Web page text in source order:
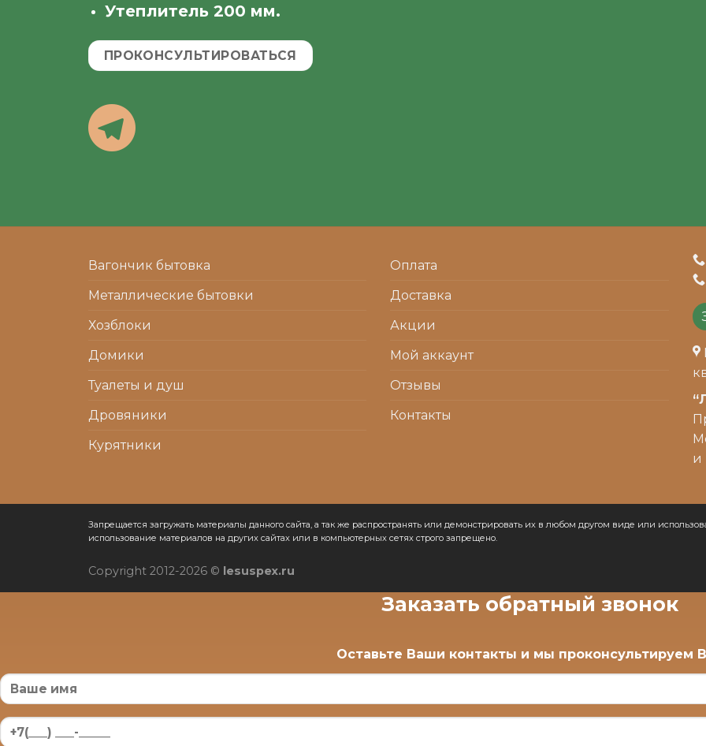
Утеплитель 200 мм.
ПРОКОНСУЛЬТИРОВАТЬСЯ
Вагончик бытовка
Металлические бытовки
Хозблоки
Домики
Туалеты и душ
Дровяники
Курятники
Оплата
Доставка
Акции
Мой аккаунт
Отзывы
Контакты
и
Запрещается загружать материалы данного сайта, а так же распространять или демонстрировать их в любом другом виде или
использование материалов на других сайтах или в компьютерных сетях строго запрещено.
Copyright 2012-2026 © lesuspex.ru
Заказать обратный звонок
Оставьте Ваши контакты и мы проконсультируем